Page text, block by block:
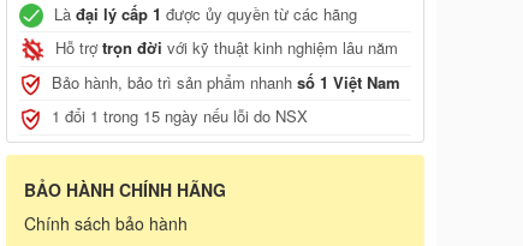
Là đại lý cấp 1 được ủy quyền từ các hãng
Hỗ trợtrọn đời với kỹ thuật kinh nghiệm lâu năm
Bảo hành, bảo trì sản phẩm nhanh số 1 Việt Nam
1 đổi 1 trong 15 ngày nếu lỗi do NSX
BẢO HÀNH CHÍNH HÃNG
Chính sách bảo hành